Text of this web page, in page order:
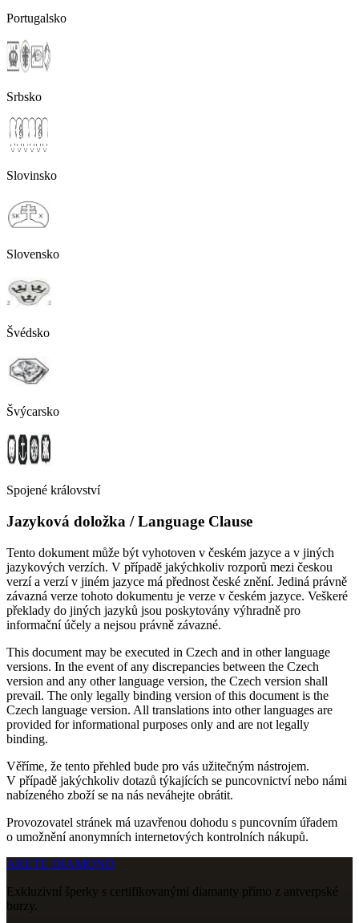
Portugalsko
Srbsko
Slovinsko
Slovensko
Švédsko
Švýcarsko
Spojené království
Jazyková doložka / Language Clause
Tento dokument může být vyhotoven v českém jazyce a v jiných
jazykových verzích. V případě jakýchkoliv rozporů mezi českou
verzí a verzí v jiném jazyce má přednost české znění. Jediná právně
závazná verze tohoto dokumentu je verze v českém jazyce. Veškeré
překlady do jiných jazyků jsou poskytovány výhradně pro
informační účely a nejsou právně závazné.
This document may be executed in Czech and in other language
versions. In the event of any discrepancies between the Czech
version and any other language version, the Czech version shall
prevail. The only legally binding version of this document is the
Czech language version. All translations into other languages are
provided for informational purposes only and are not legally
binding.
Věříme, že tento přehled bude pro vás užitečným nástrojem.
V případě jakýchkoliv dotazů týkajících se puncovnictví nebo námi
nabízeného zboží se na nás neváhejte obrátit.
Provozovatel stránek má uzavřenou dohodu s puncovním úřadem
o umožnění anonymních internetových kontrolních nákupů.
ARETE DIAMOND
Exkluzivní šperky s certifikovanými diamanty přímo z antverpské
burzy.